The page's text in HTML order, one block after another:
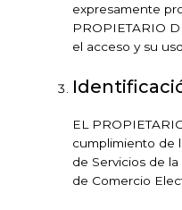
expresamente
PROPIETARIO
el acceso y su
EL
cumplimiento de
de Servicios de
de Comercio